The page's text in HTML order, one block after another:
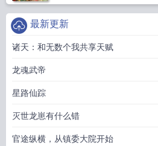
最新更新
诸天：和无数个我共享天赋
龙魂武帝
星路仙踪
灭世龙崽有什么错
官途纵横，从镇委大院开始